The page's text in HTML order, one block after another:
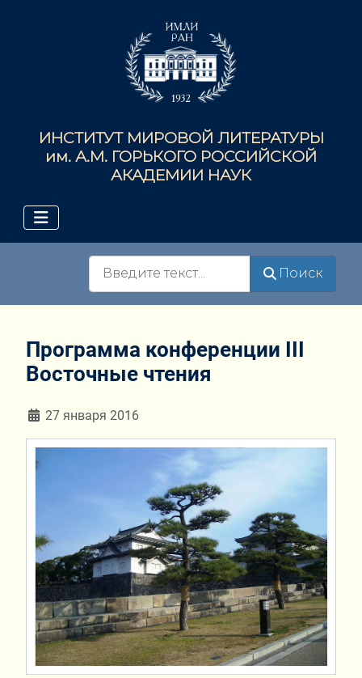
ИНСТИТУТ МИРОВОЙ ЛИТЕРАТУРЫ
им. А.М. ГОРЬКОГО РОССИЙСКОЙ
АКАДЕМИИ НАУК
Поиск
Программа конференции III
Восточные чтения
Информация о материале
27 января 2016